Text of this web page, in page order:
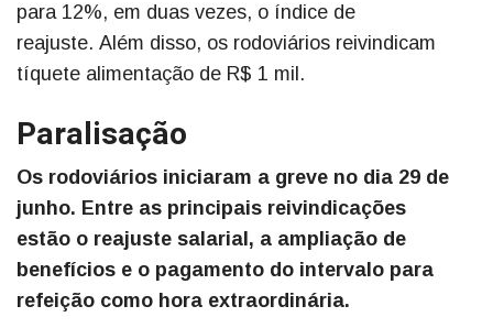
para 12%, em duas vezes, o índice de
reajuste. Além disso, os rodoviários reivindicam
tíquete alimentação de R$ 1 mil.
Paralisação
Os rodoviários iniciaram a greve no dia 29 de
junho. Entre as principais reivindicações
estão o reajuste salarial, a ampliação de
benefícios e o pagamento do intervalo para
refeição como hora extraordinária.